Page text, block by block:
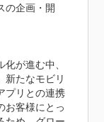
の企画・開
が進む中、
新たなモビリ
プリとの連携
お客様にとっ